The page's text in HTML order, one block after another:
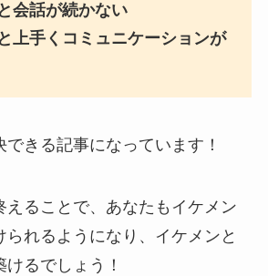
会話が続かない
上手くコミュニケーションが
きる記事になっています！
えることで、あなたもイケメン
られるようになり、イケメンと
るでしょう！